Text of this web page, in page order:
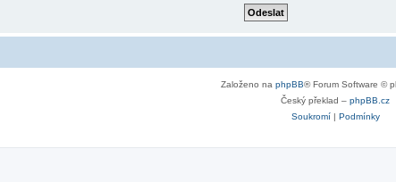
Založeno na phpBB® Forum Software ©
Český překlad – phpBB.cz
Soukromí| Podmínky